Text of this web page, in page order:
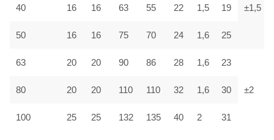
±1,5
40 16 16 63 55 22 1,5 19
50 16 16 75 70 24 1,6 25
63 20 20 90 86 28 1,6 23
±2
80 20 20 110 110 32 1,6 30
100 25 25 132 135 40 2 31